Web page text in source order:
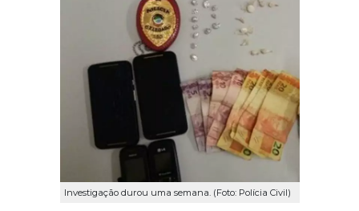
Investigação durou uma semana. (Foto: Polícia Civil)